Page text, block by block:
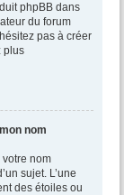
phpBB dans
du forum
pas à créer
plus
nom
votre nom
sujet. L’une
des étoiles ou